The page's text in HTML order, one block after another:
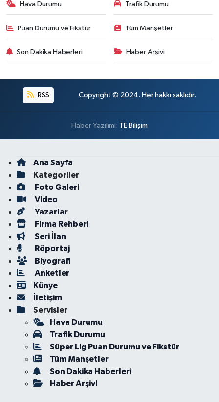
Hava Durumu Trafik Durumu
Puan Durumu ve Fikstür Tüm Manşetler
Son Dakika Haberleri Haber Arşivi
RSS Copyright © 2024. Her hakkı saklıdır.
Haber Yazılımı: TE Bilişim
Ana Sayfa
Kategoriler
Foto Galeri
Video
Yazarlar
Firma Rehberi
Seri İlan
Röportaj
Biyografi
Anketler
Künye
İletişim
Servisler
Hava Durumu
Trafik Durumu
Süper Lig Puan Durumu ve Fikstür
Tüm Manşetler
Son Dakika Haberleri
Haber Arşivi